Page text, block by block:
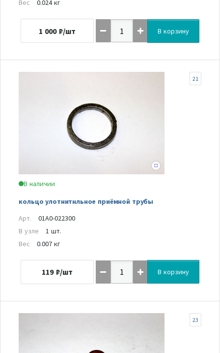
Вес 0.024 кг
1 000 ₽/шт В корзину
В наличии
кольцо улотнитнльное приёмной трубы
21
Арт.
01A0-022300
В узле
1 шт.
Вес
0.007 кг
119 ₽/шт В корзину
23